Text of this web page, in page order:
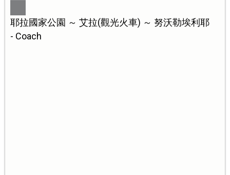
耶拉國家公園 ～ 艾拉(觀光火車) ～ 努沃勒埃利耶
- Coach